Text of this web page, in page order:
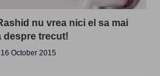
nu vrea nici el sa mai
despre trecut!
16 October 2015